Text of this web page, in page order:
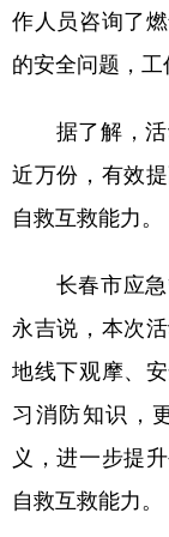
作人员咨询了
的安全问题，工
据了解，活
近万份，有效
自救互救能力。
长春市应急
永吉说，本次
地线下观摩、
习消防知识，
义，进一步提
自救互救能力。